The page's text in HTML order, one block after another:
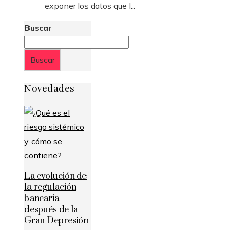
exponer los datos que l...
Buscar
Buscar
Novedades
La evolución de
la regulación
bancaria
después de la
Gran Depresión